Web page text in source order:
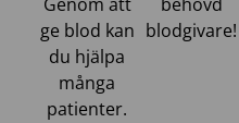
ge blod kan
du hjälpa
många
patienter.
blodgivare!